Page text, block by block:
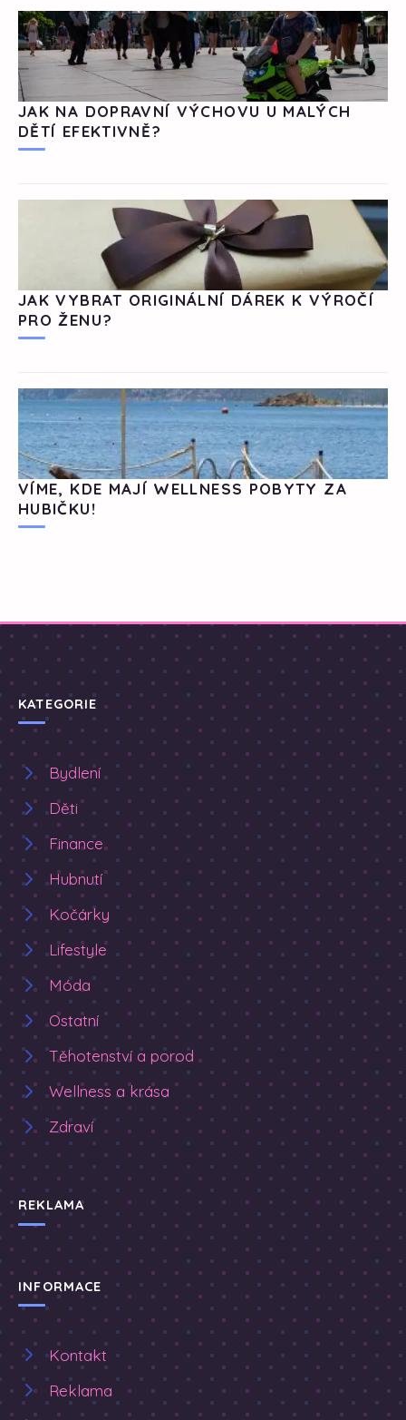
JAK NA DOPRAVNÍ VÝCHOVU U MALÝCH
DĚTÍ EFEKTIVNĚ?
JAK VYBRAT ORIGINÁLNÍ DÁREK K VÝROČÍ
PRO ŽENU?
VÍME, KDE MAJÍ WELLNESS POBYTY ZA
HUBIČKU!
KATEGORIE
Bydlení
Děti
Finance
Hubnutí
Kočárky
Lifestyle
Móda
Ostatní
Těhotenství a porod
Wellness a krása
Zdraví
REKLAMA
INFORMACE
Kontakt
Reklama